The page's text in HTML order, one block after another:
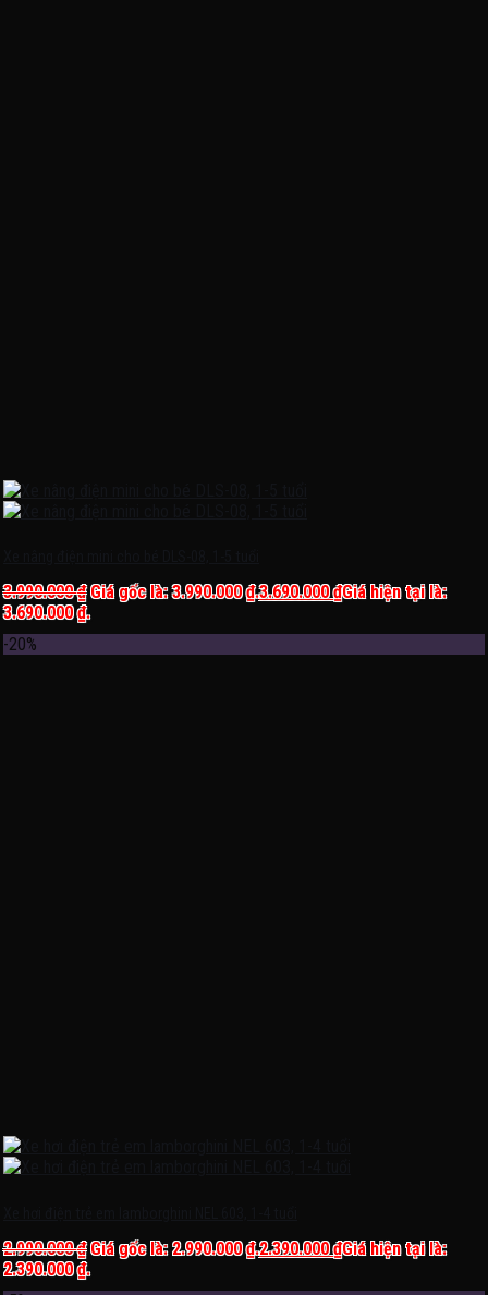
3.990.000₫ Giá gốc là: 3.990.000 ₫.3.690.000₫Giá hiện tại là:
3.690.000 ₫.
-20%
2.990.000₫ Giá gốc là: 2.990.000 ₫.2.390.000₫Giá hiện tại là:
2.390.000 ₫.